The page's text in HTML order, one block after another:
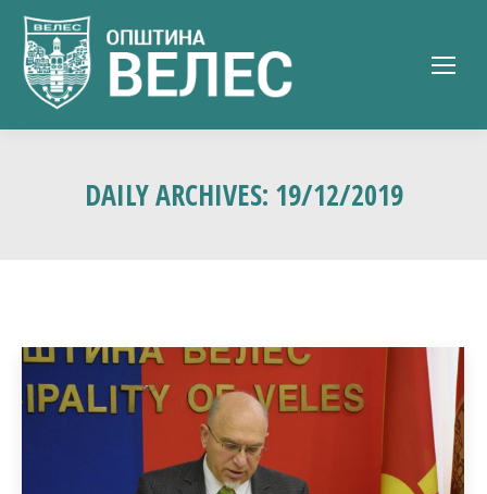
DAILY ARCHIVES: 19/12/2019